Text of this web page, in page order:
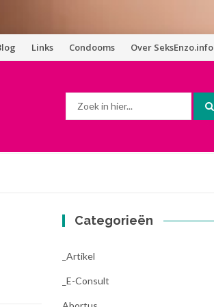
Links Condooms Over SeksEnzo.info
Categorieën
_Artikel
_E-Consult